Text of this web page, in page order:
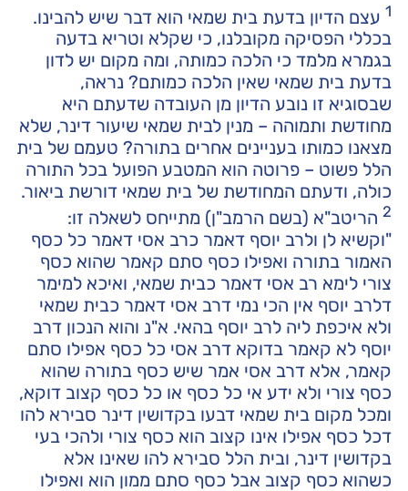
1עצם הדיון בדעת בית שמאי הוא דבר שיש להבינו.
בכללי הפסיקה מקובלנו, כי שקלא וטריא בדעה
בגמרא מלמד כי הלכה כמותה, ומה מקום יש לדון
בדעת בית שמאי שאין הלכה כמותם? נראה,
שבסוגיא זו נובע הדיון מן העובדה שדעתם היא
מחודשת ותמוהה – מנין לבית שמאי שיעור דינר, שלא
מצאנו כמותו בעניינים אחרים בתורה? טעמם של בית
הלל פשוט – פרוטה הוא המטבע הפועל בכל התורה
כולה, ודעתם המחודשת של בית שמאי דורשת ביאור.
2הריטב"א (בשם הרמב"ן) מתייחס לשאלה זו:
"וקשיא לן ולרב יוסף דאמר כרב אסי דאמר כל כסף
האמור בתורה ואפילו כסף סתם קאמר שהוא כסף
צורי לימא רב אסי דאמר כבית שמאי, ואיכא למימר
דלרב יוסף אין הכי נמי דרב אסי דאמר כבית שמאי
ולא איכפת ליה לרב יוסף בהאי. א"נ והוא הנכון דרב
יוסף לא קאמר בדוקא דרב אסי כל כסף אפילו סתם
קאמר, אלא דרב אסי אמר שיש כסף בתורה שהוא
כסף צורי ולא ידע אי כל כסף או כל כסף קצוב דוקא,
ומכל מקום בית שמאי דבעו בקדושין דינר סבירא להו
דכל כסף אפילו אינו קצוב הוא כסף צורי ולהכי בעי
בקדושין דינר, ובית הלל סבירא להו שאינו אלא
כשהוא כסף קצוב אבל כסף סתם ממון הוא ואפילו